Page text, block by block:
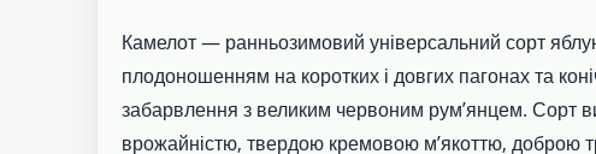
Камелот — ранньозимовий універсальний сорт
плодоношенням на коротких і довгих пагонах та
забарвлення з великим червоним рум’янцем. Сорт
врожайністю, твердою кремовою м’якоттю, доброю